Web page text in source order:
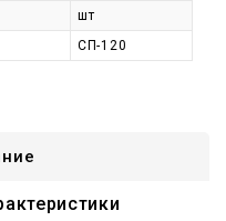
шт
СП-120